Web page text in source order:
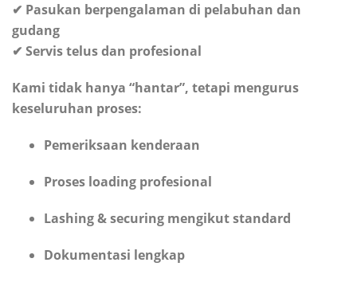
✔ Pasukan berpengalaman di pelabuhan dan
gudang
✔ Servis telus dan profesional
Kami tidak hanya “hantar”, tetapi mengurus
keseluruhan proses:
Pemeriksaan kenderaan
Proses loading profesional
Lashing & securing mengikut standard
Dokumentasi lengkap